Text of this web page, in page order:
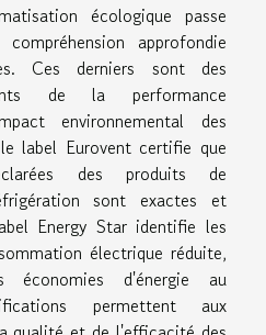
écologique passe
approfondie
Ces derniers sont des
de la performance
environnemental des
label Eurovent certifie que
des produits de
sont exactes et
Energy Star identifie les
électrique réduite,
économies d'énergie au
permettent aux